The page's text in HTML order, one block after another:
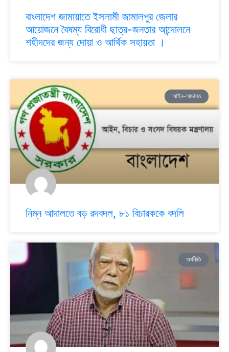
বাংলাদেশ জামায়াতে ইসলামী জামালপুর জেলার
আয়োজনে বৈষম্য বিরোধী ছাত্র-জনতার আন্দোলনে
শহীদদের জন্য দোয়া ও আর্থিক সহায়তা ।
আইন-আদালত
নিম্ন আদালতে বড় রদবদল, ৮১ বিচারককে বদলি
অর্থনীতি